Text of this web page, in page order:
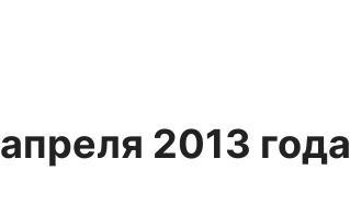
2013 года